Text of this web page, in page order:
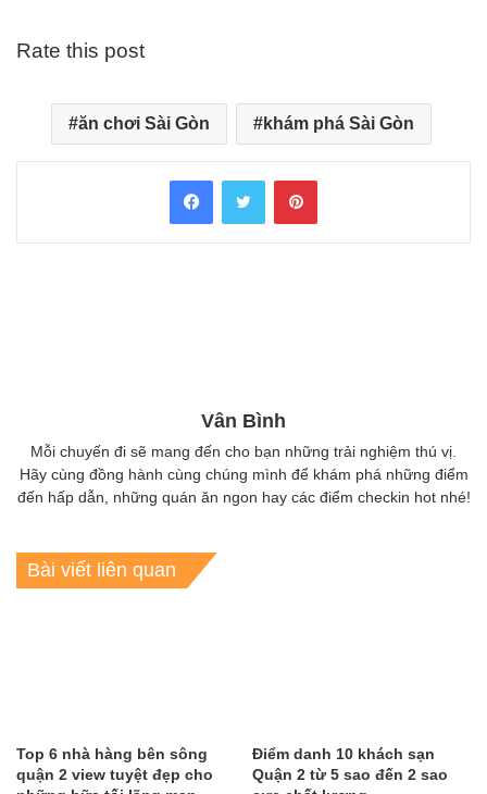
Rate this post
ăn chơi Sài Gòn khám phá Sài Gòn
FacebookTwitter Pinterest
Vân Bình
Mỗi chuyến đi sẽ mang đến cho bạn những trải nghiệm thú vị.
Hãy cùng đồng hành cùng chúng mình để khám phá những điểm
đến hấp dẫn, những quán ăn ngon hay các điểm checkin hot nhé!
Bài viết liên quan
Top 6 nhà hàng bên sông
quận 2 view tuyệt đẹp cho
Điểm danh 10 khách sạn
Quận 2 từ 5 sao đến 2 sao